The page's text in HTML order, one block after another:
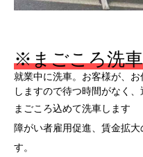
※まごころ洗
就業中に洗車。お客様が、
しますので待つ時間がなく、
まごころ込めて洗車します
障がい者雇用促進、賃金拡
す。